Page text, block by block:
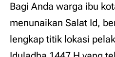
Bagi Anda warga ibu
menunaikan Salat Id,
lengkap titik lokasi